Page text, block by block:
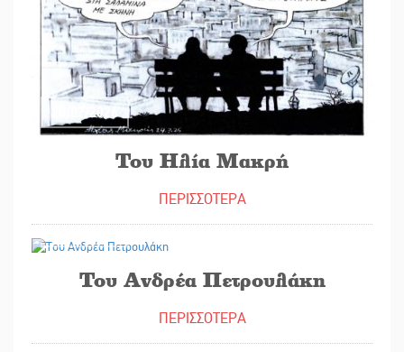
28/07/2026
Του Ηλία Μακρή
ΠΕΡΙΣΣΟΤΕΡΑ
Του Ανδρέα Πετρουλάκη
ΠΕΡΙΣΣΟΤΕΡΑ